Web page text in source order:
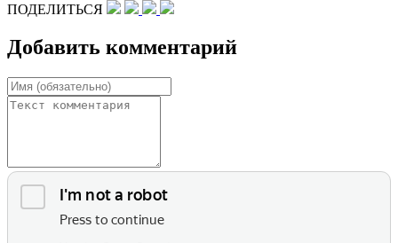
ПОДЕЛИТЬСЯ
Добавить комментарий